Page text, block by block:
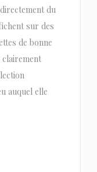
du
sur des
de bonne
auquel elle
NOUVELLE